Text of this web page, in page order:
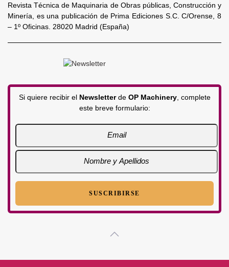
Revista Técnica de Maquinaria de Obras públicas, Construcción y
Minería, es una publicación de Prima Ediciones S.C. C/Orense, 8
– 1º Oficinas. 28020 Madrid (España)
Si quiere recibir el Newsletterde OP Machinery, complete
este breve formulario: